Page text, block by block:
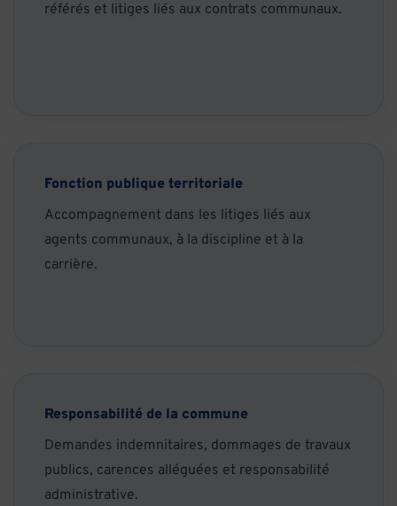
référés et litiges liés aux contrats communaux.
Fonction publique territoriale
Accompagnement dans les litiges liés aux
agents communaux, à la discipline et à la
carrière.
Responsabilité de la commune
Demandes indemnitaires, dommages de travaux
publics, carences alléguées et responsabilité
administrative.